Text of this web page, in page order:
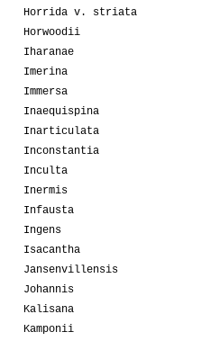
Horrida v. striata
Horwoodii
Iharanae
Imerina
Immersa
Inaequispina
Inarticulata
Inconstantia
Inculta
Inermis
Infausta
Ingens
Isacantha
Jansenvillensis
Johannis
Kalisana
Kamponii